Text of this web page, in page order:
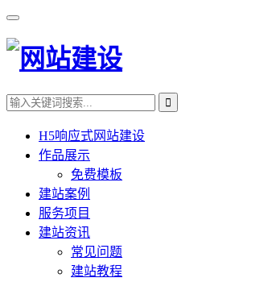
H5响应式网站建设
作品展示
免费模板
建站案例
服务项目
建站资讯
常见问题
建站教程